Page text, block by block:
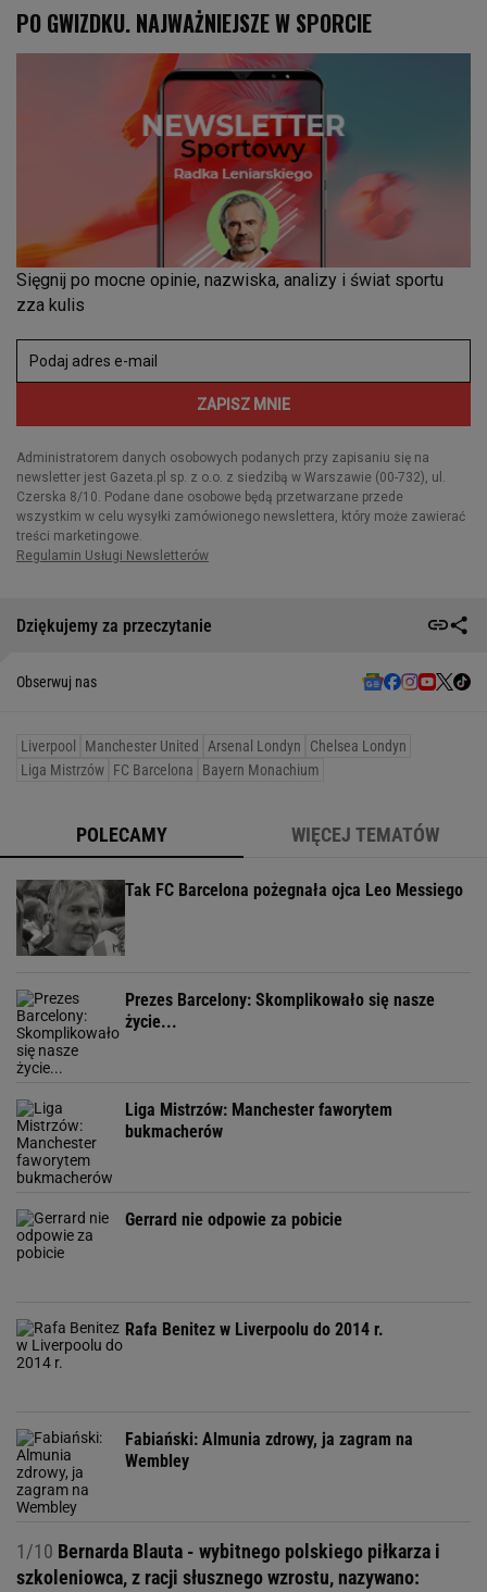
Dziękujemy za przeczytanie
Obserwuj nas
Liverpool Manchester United Arsenal Londyn
Chelsea Londyn
Liga Mistrzów FC Barcelona Bayern Monachium
POLECAMY WIĘCEJ TEMATÓW
Tak FC Barcelona pożegnała ojca Leo Messiego
Prezes Barcelony: Skomplikowało się nasze
życie...
Liga Mistrzów: Manchester faworytem
bukmacherów
Gerrard nie odpowie za pobicie
Rafa Benitez w Liverpoolu do 2014 r.
Fabiański: Almunia zdrowy, ja zagram na
Wembley
1/10 Bernarda Blauta - wybitnego polskiego piłkarza i
szkoleniowca, z racji słusznego wzrostu, nazywano: